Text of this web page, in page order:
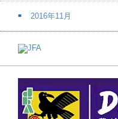
2016年11月